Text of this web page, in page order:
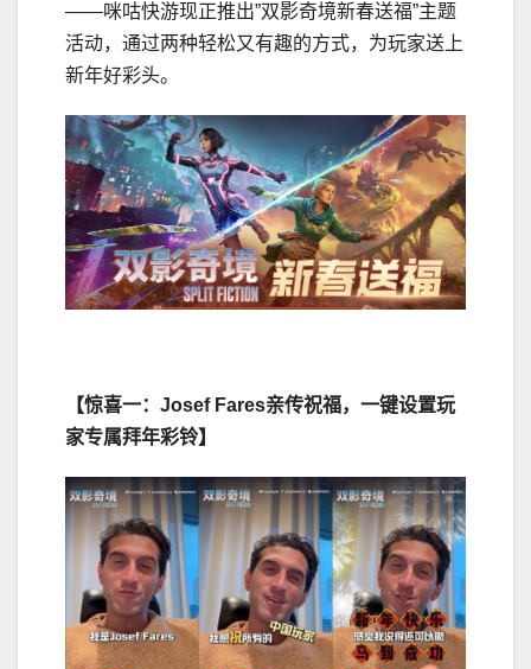
——咪咕快游现正推出”双影奇境新春送福”主题
活动，通过两种轻松又有趣的方式，为玩家送上
新年好彩头。
【惊喜一：Josef Fares亲传祝福，一键设置玩
家专属拜年彩铃】